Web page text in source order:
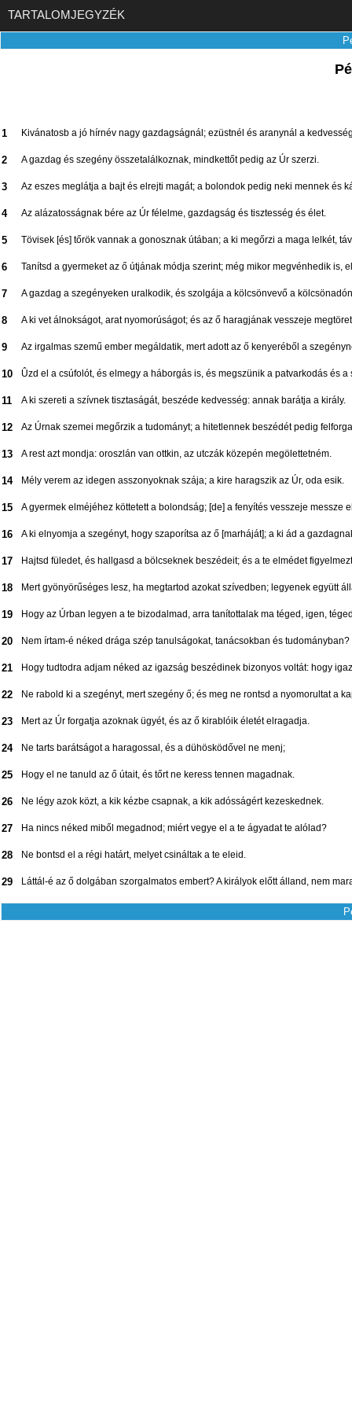
TARTALOMJEGYZÉK
1 Kivánatosb a jó hírnév nagy gazdagságnál; ezüstnél és aranynál a
2 A gazdag és szegény összetalálkoznak, mindkettőt pedig az Úr szerzi.
3 Az eszes meglátja a bajt és elrejti magát; a bolondok pedig neki mennek és
4 Az alázatosságnak bére az Úr félelme, gazdagság és tisztesség és élet.
5 Tövisek [és] tőrök vannak a gonosznak útában; a ki megőrzi a maga lelkét,
6 Tanítsd a gyermeket az ő útjának módja szerint; még mikor megvénhedik is,
7 A gazdag a szegényeken uralkodik, és szolgája a kölcsönvevő a
8 A ki vet álnokságot, arat nyomorúságot; és az ő haragjának vesszeje
9 Az irgalmas szemű ember megáldatik, mert adott az ő kenyeréből a
10 Ûzd el a csúfolót, és elmegy a háborgás is, és megszünik a patvarkodás és a
11 A ki szereti a szívnek tisztaságát, beszéde kedvesség: annak barátja a király.
12 Az Úrnak szemei megőrzik a tudományt; a hitetlennek beszédét pedig
13 A rest azt mondja: oroszlán van ottkin, az utczák közepén megölettetném.
14 Mély verem az idegen asszonyoknak szája; a kire haragszik az Úr, oda esik.
15 A gyermek elméjéhez köttetett a bolondság; [de] a fenyítés vesszeje messze
16 A ki elnyomja a szegényt, hogy szaporítsa az ő [marháját]; a ki ád a
17 Hajtsd füledet, és hallgasd a bölcseknek beszédeit; és a te elmédet
18 Mert gyönyörűséges lesz, ha megtartod azokat szívedben; legyenek együtt
19 Hogy az Úrban legyen a te bizodalmad, arra tanítottalak ma téged, igen,
20 Nem írtam-é néked drága szép tanulságokat, tanácsokban és tudományban?
21 Hogy tudtodra adjam néked az igazság beszédinek bizonyos voltát: hogy
22 Ne rabold ki a szegényt, mert szegény ő; és meg ne rontsd a nyomorultat a
23 Mert az Úr forgatja azoknak ügyét, és az ő kirablóik életét elragadja.
24 Ne tarts barátságot a haragossal, és a dühösködővel ne menj;
25 Hogy el ne tanuld az ő útait, és tőrt ne keress tennen magadnak.
26 Ne légy azok közt, a kik kézbe csapnak, a kik adósságért kezeskednek.
27 Ha nincs néked miből megadnod; miért vegye el a te ágyadat te alólad?
28 Ne bontsd el a régi határt, melyet csináltak a te eleid.
29 Láttál-é az ő dolgában szorgalmatos embert? A királyok előtt álland, nem